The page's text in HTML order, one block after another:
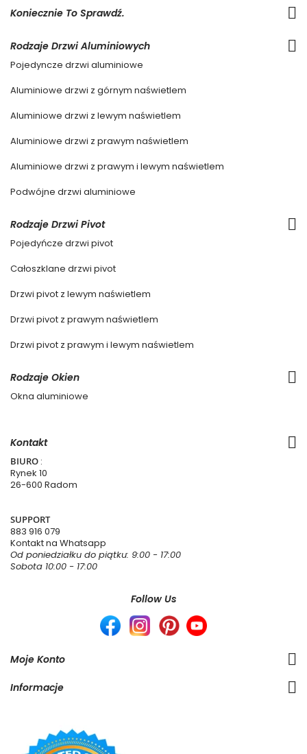
Koniecznie To Sprawdź.
Rodzaje Drzwi Aluminiowych
Pojedyncze drzwi aluminiowe
Aluminiowe drzwi z górnym naświetlem
Aluminiowe drzwi z lewym naświetlem
Aluminiowe drzwi z prawym naświetlem
Aluminiowe drzwi z prawym i lewym naświetlem
Podwójne drzwi aluminiowe
Rodzaje Drzwi Pivot
Pojedyńcze drzwi pivot
Całoszklane drzwi pivot
Drzwi pivot z lewym naświetlem
Drzwi pivot z prawym naświetlem
Drzwi pivot z prawym i lewym naświetlem
Rodzaje Okien
Okna aluminiowe
Kontakt
BIURO :
Rynek 10
26-600 Radom
SUPPORT
883 916 079
Kontakt na Whatsapp
Od poniedziałku do piątku: 9:00 - 17:00
Sobota 10:00 - 17:00
Follow Us
Moje Konto
Informacje